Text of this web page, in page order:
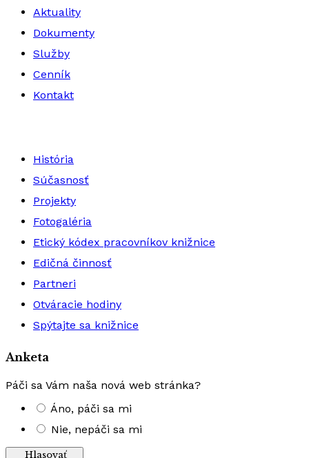
Aktuality
Dokumenty
Služby
Cenník
Kontakt
História
Súčasnosť
Projekty
Fotogaléria
Etický kódex pracovníkov knižnice
Edičná činnosť
Partneri
Otváracie hodiny
Spýtajte sa knižnice
Anketa
Páči sa Vám naša nová web stránka?
Áno, páči sa mi
Nie, nepáči sa mi